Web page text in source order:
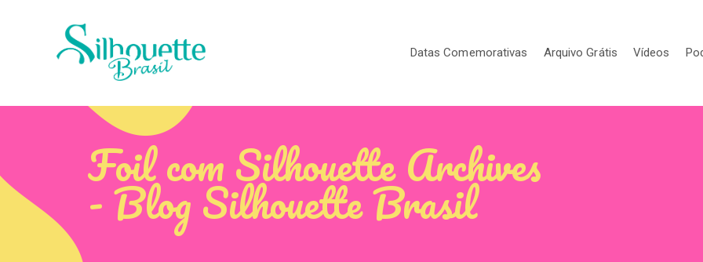
Datas Comemorativas Arquivo Grátis Vídeos
Foil com Silhouette Archives
- Blog Silhouette Brasil